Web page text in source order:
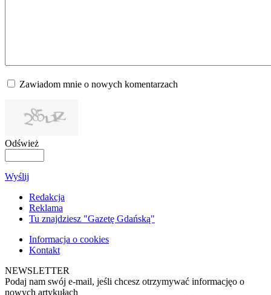
Zawiadom mnie o nowych komentarzach
Odśwież
Wyślij
Redakcja
Reklama
Tu znajdziesz "Gazetę Gdańską"
Informacja o cookies
Kontakt
NEWSLETTER
Podaj nam swój e-mail, jeśli chcesz otrzymywać informacjęo o
nowych artykułach